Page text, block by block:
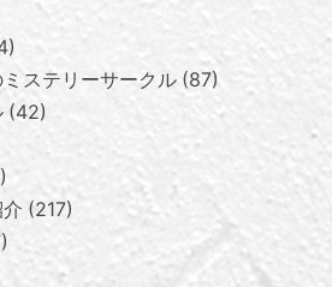
ステリーサークル 87
42
217